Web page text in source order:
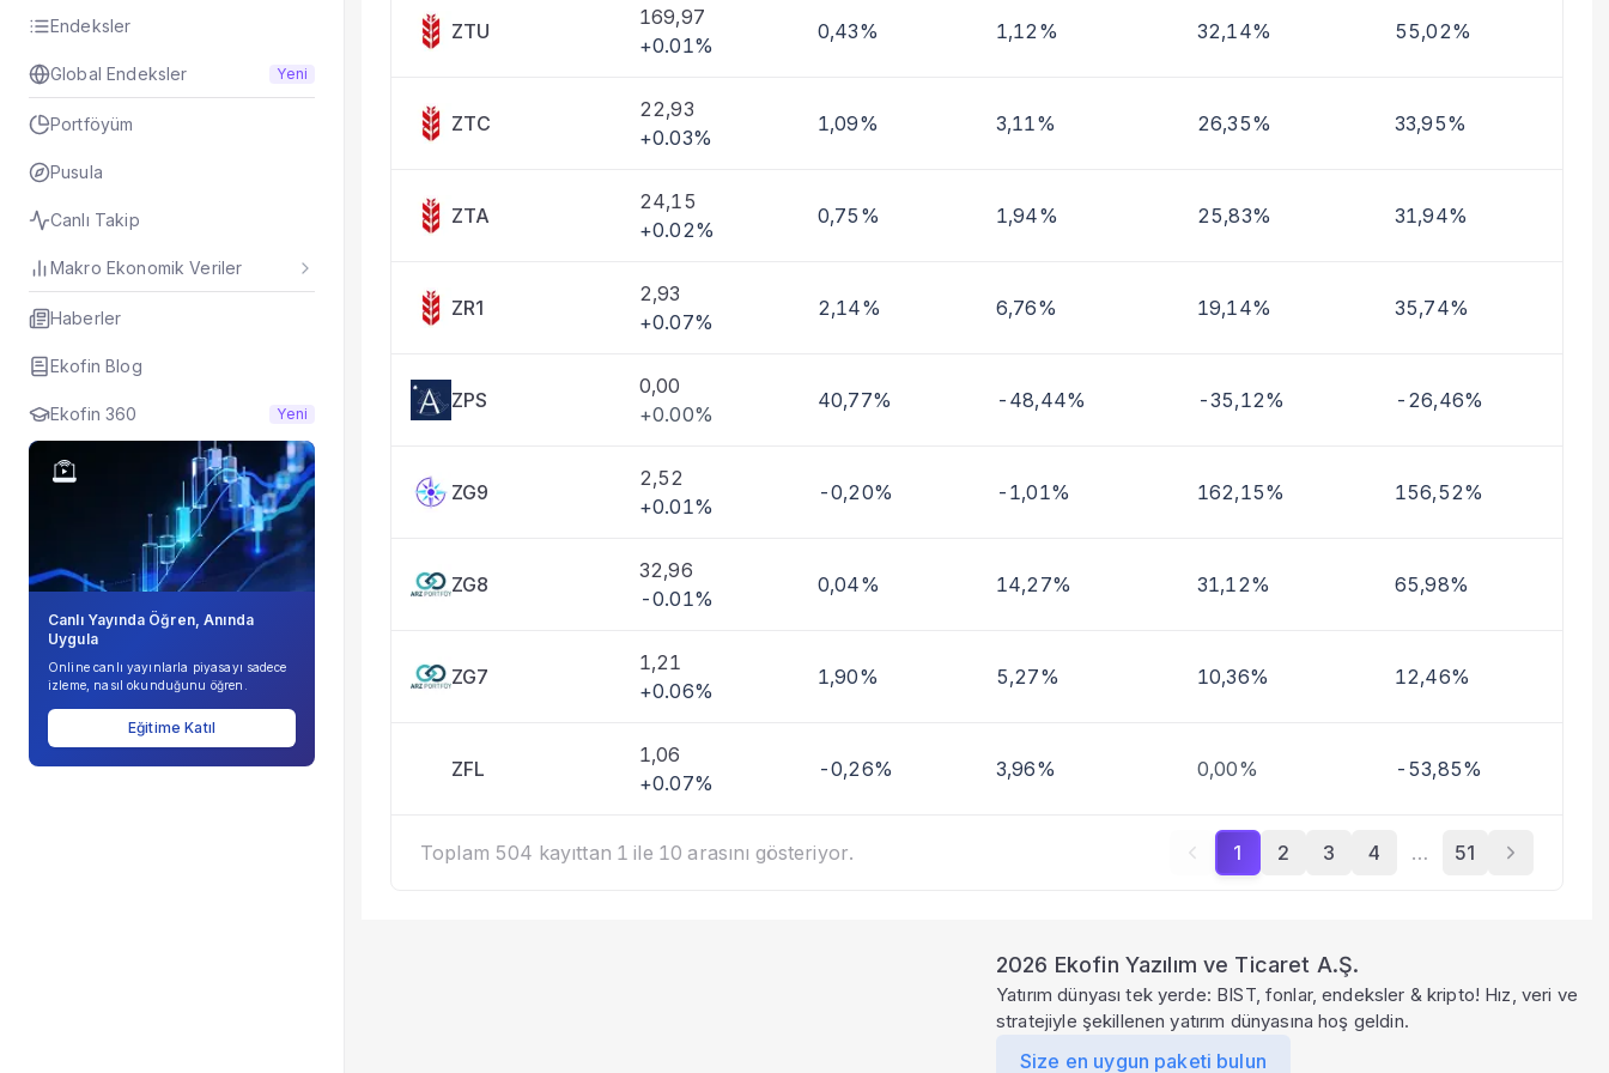
Endeksler
Global Endeksler Yeni
Portföyüm
Pusula
Canlı Takip
Makro Ekonomik Veriler
Haberler
Ekofin Blog
Ekofin 360 Yeni
Canlı Yayında Öğren, Anında
Uygula
Online canlı yayınlarla piyasayı sadece
izleme, nasıl okunduğunu öğren.
Eğitime Katıl
Taşınan Fonlar
Fiyat Endeks Değişimi
ZTU
169,97
+0.01%
0,43% 1,12% 32,14% 55,02%
ZTC
22,93
+0.03%
1,09% 3,11% 26,35% 33,95%
ZTA
24,15
+0.02%
0,75% 1,94% 25,83% 31,94%
ZR1
2,93
+0.07%
2,14% 6,76% 19,14% 35,74%
ZPS
0,00
+0.00%
40,77% -48,44% -35,12% -26,46%
ZG9
2,52
+0.01%
-0,20% -1,01% 162,15% 156,52%
ZG8
32,96
-0.01%
0,04% 14,27% 31,12% 65,98%
ZG7
1,21
+0.06%
1,90% 5,27% 10,36% 12,46%
ZFL
1,06
+0.07%
-0,26% 3,96% 0,00% -53,85%
Toplam 504 kayıttan 1 ile 10 arasını gösteriyor. 1 2 3 4 … 51
2026 Ekofin Yazılım ve Ticaret A.Ş.
Yatırım dünyası tek yerde: BIST, fonlar, endeksler & kripto! Hız, veri ve
stratejiyle şekillenen yatırım dünyasına hoş geldin.
Size en uygun paketi bulun